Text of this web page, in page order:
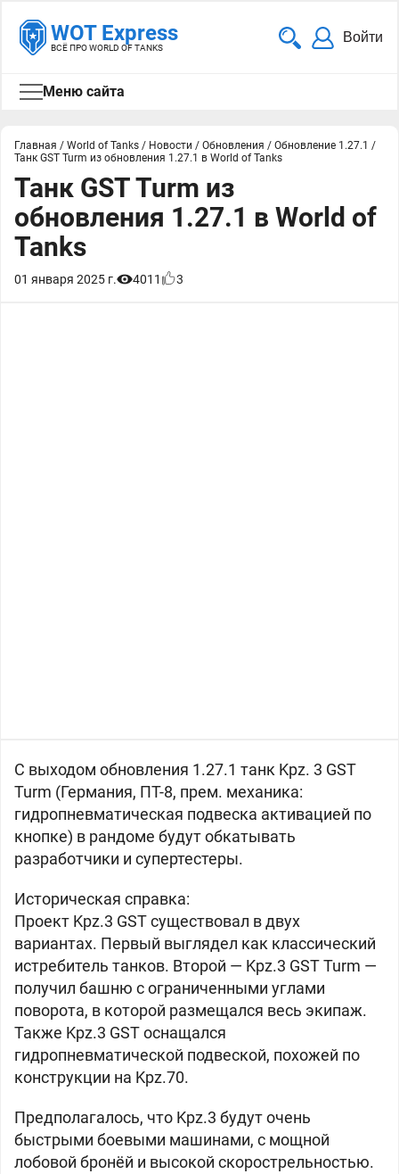
WOT Express
ВСЁ ПРО WORLD OF TANKS
Войти
Меню сайта
Главная / World of Tanks / Новости / Обновления / Обновление 1.27.1 /
Танк GST Turm из обновления 1.27.1 в World of Tanks
Танк GST Turm из
обновления 1.27.1 в World of
Tanks
01 января 2025 г. 4011 3
С выходом обновления 1.27.1 танк Kpz. 3 GST
Turm (Германия, ПТ-8, прем. механика:
гидропневматическая подвеска активацией по
кнопке) в рандоме будут обкатывать
разработчики и супертестеры.
Историческая справка:
Проект Kpz.3 GST существовал в двух
вариантах. Первый выглядел как классический
истребитель танков. Второй — Kpz.3 GST Turm —
получил башню с ограниченными углами
поворота, в которой размещался весь экипаж.
Также Kpz.3 GST оснащался
гидропневматической подвеской, похожей по
конструкции на Kpz.70.
Предполагалось, что Kpz.3 будут очень
быстрыми боевыми машинами, с мощной
лобовой бронёй и высокой скорострельностью.